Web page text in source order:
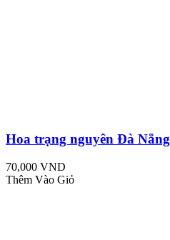
Hoa trạng nguyên Đà Nẵng
70,000 VND
Thêm Vào Giỏ